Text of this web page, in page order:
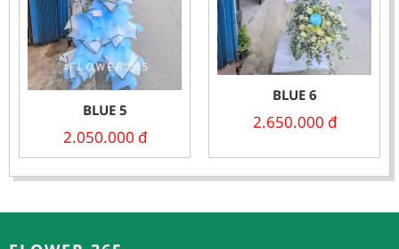
BLUE 5
2.050.000 đ
BLUE 6
2.650.000 đ